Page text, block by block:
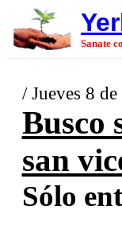
Sanate
/ Jueves 8
Busco
san
Sólo